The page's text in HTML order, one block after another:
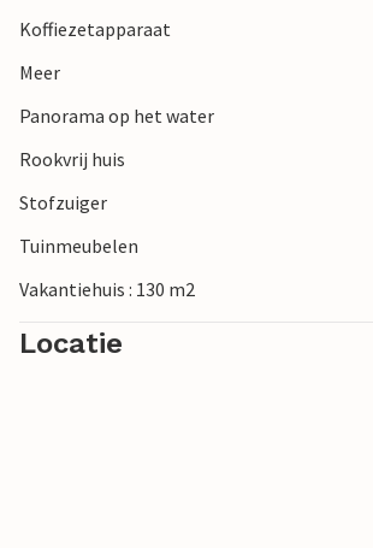
Koffiezetapparaat
Meer
Panorama op het water
Rookvrij huis
Stofzuiger
Tuinmeubelen
Vakantiehuis : 130 m2
Locatie